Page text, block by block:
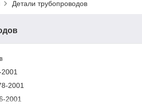
Детали трубопроводов
2001
2001